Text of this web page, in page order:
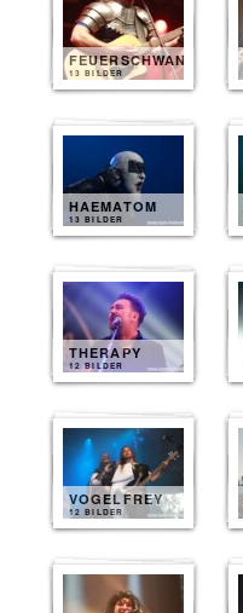
FEUERSCHWANZ
13 BILDER
HAEMATOM
13 BILDER
THERAPY
12 BILDER
VOGELFREY
12 BILDER